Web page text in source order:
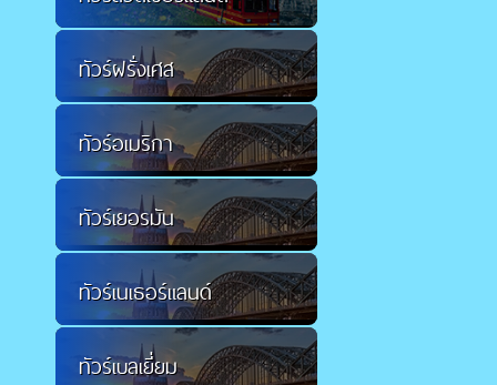
ทัวร์ฝรั่งเศส
ทัวร์อเมริกา
ทัวร์เยอรมัน
ทัวร์เนเธอร์แลนด์
ทัวร์เบลเยี่ยม